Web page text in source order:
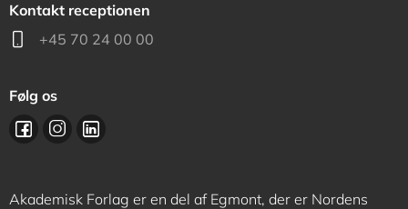
Kontakt receptionen
+45 70 24 00 00
Følg os
Akademisk Forlag er en del af Egmont, der er Nordens